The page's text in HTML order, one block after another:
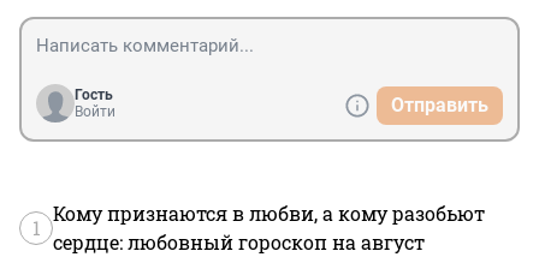
Гость
Войти
Отправить
1
Кому признаются в любви, а кому разобьют
сердце: любовный гороскоп на август